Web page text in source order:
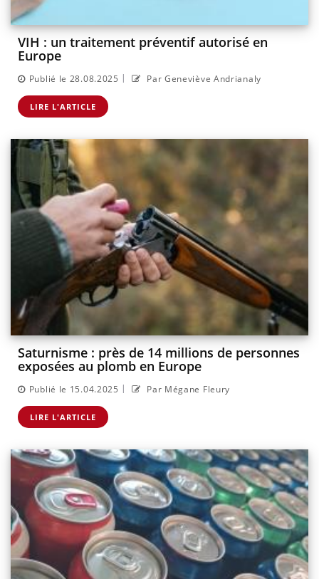
VIH : un traitement préventif autorisé en
Europe
Publié le 28.08.2025 | Par Geneviève Andrianaly
LIRE L'ARTICLE
Saturnisme : près de 14 millions de personnes
exposées au plomb en Europe
Publié le 15.04.2025 | Par Mégane Fleury
LIRE L'ARTICLE